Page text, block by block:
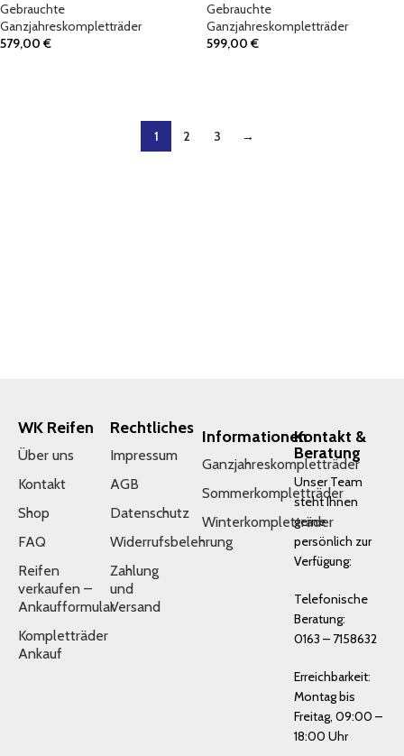
Gebrauchte
Ganzjahreskompletträder
579,00€
Gebrauchte
Ganzjahreskompletträder
599,00€
1 2 3 →
WK Reifen
Über uns
Kontakt
Shop
FAQ
Reifen
verkaufen –
Ankaufformular
Kompletträder
Ankauf
Rechtliches
Impressum
AGB
Datenschutz
Widerrufsbelehrung
Zahlung
und
Versand
Informationen
Ganzjahreskompletträder
Sommerkompletträder
Winterkompletträder
Kontakt &
Beratung
Unser Team
steht Ihnen
gerne
persönlich zur
Verfügung:
Telefonische
Beratung:
0163 – 7158632
Erreichbarkeit:
Montag bis
Freitag, 09:00 –
18:00 Uhr